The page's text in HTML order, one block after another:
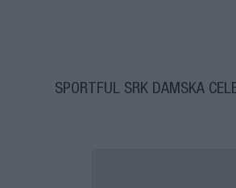
SPORTFUL SRK DÁMSKA